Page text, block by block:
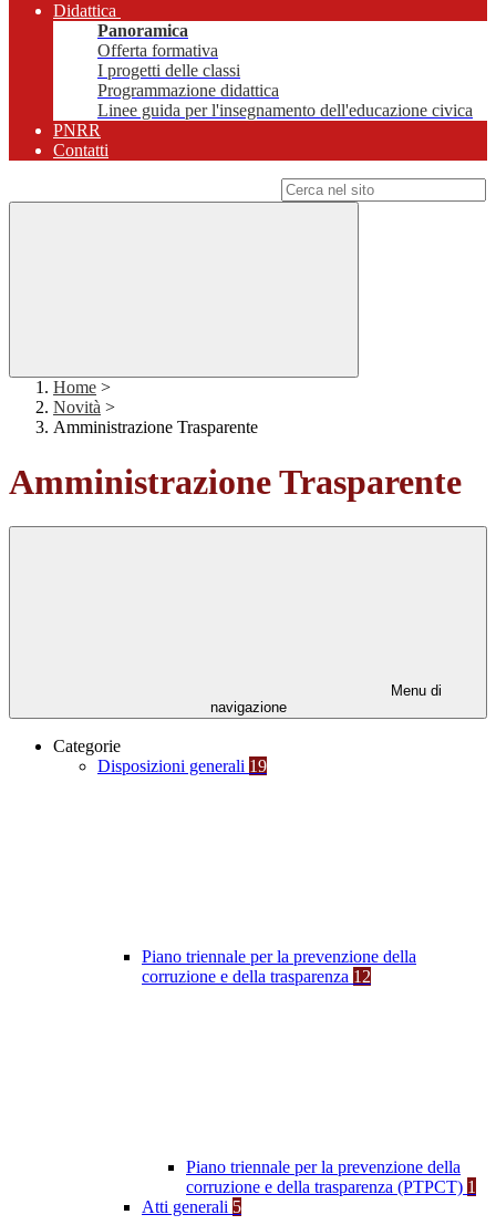
Didattica
Panoramica
Offerta formativa
I progetti delle classi
Programmazione didattica
Linee guida per l'insegnamento dell'educazione civica
PNRR
Contatti
Home >
Novità >
Amministrazione Trasparente
Amministrazione Trasparente
Menu di
navigazione
Categorie
Disposizioni generali 19
Piano triennale per la prevenzione della
corruzione e della trasparenza 12
Piano triennale per la prevenzione della
corruzione e della trasparenza (PTPCT) 1
Atti generali 5